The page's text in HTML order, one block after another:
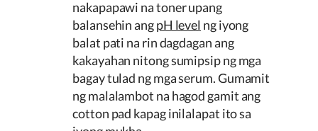
nakapapawi na toner upang
balansehin angpH level ng iyong
balat pati na rin dagdagan ang
kakayahan nitong sumipsip ng mga
bagay tulad ng mga serum. Gumamit
ng malalambot na hagod gamit ang
cotton pad kapag inilalapat ito sa